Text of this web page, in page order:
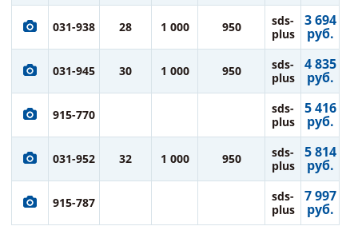
031-938 28 1 000 950
sds-
plus
3 694
руб.
031-945 30 1 000 950
sds-
plus
4 835
руб.
915-770
sds-
plus
5 416
руб.
031-952 32 1 000 950
sds-
plus
5 814
руб.
915-787
sds-
plus
7 997
руб.